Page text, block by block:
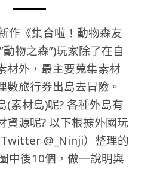
作《集合啦！動物森友
物之森”)玩家除了在自
材外，最主要蒐集素材
數旅行券出島去冒險。
(素材島)呢? 各種外島有
資源呢? 以下根據外國玩
@_Ninji）整理的
中後10個，做一說明與